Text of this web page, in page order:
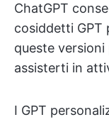
ChatGPT
cosiddetti GPT
queste
assisterti in
I GPT